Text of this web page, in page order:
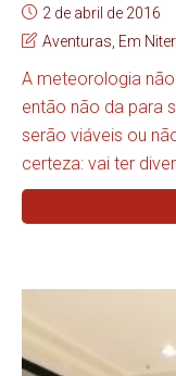
2 de abril de 2016
Aventuras, Em
A meteorologia
então não da para
serão viáveis ou
certeza: vai ter